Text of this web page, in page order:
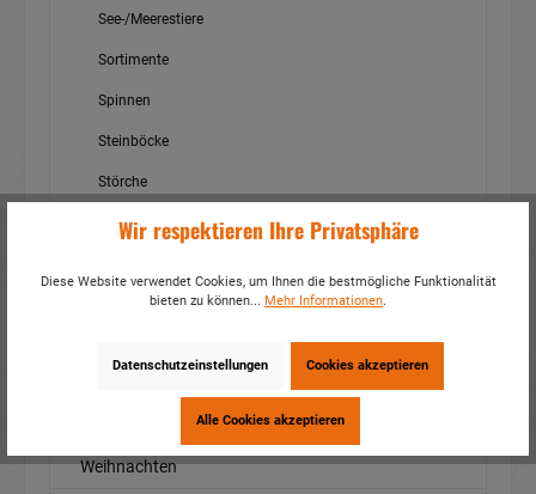
See-/Meerestiere
Sortimente
Spinnen
Steinböcke
Störche
Tiger
Wasserschwein - Cabybara
Weihnachten
Wir respektieren Ihre Privatsphäre
Diese Website verwendet Cookies, um Ihnen die bestmögliche Funktionalität
bieten zu können... Mehr Informationen.
Datenschutzeinstellungen Cookies akzeptieren
Alle Cookies akzeptieren